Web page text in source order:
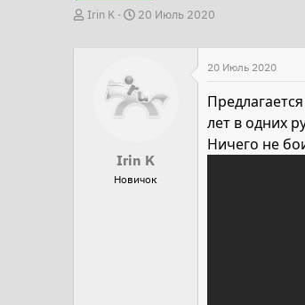
А
Irin K
Д
н
а
л
20 Июль 2020
Irin K
Новичок
20 Июль 2020
лет в одних
Ничего не